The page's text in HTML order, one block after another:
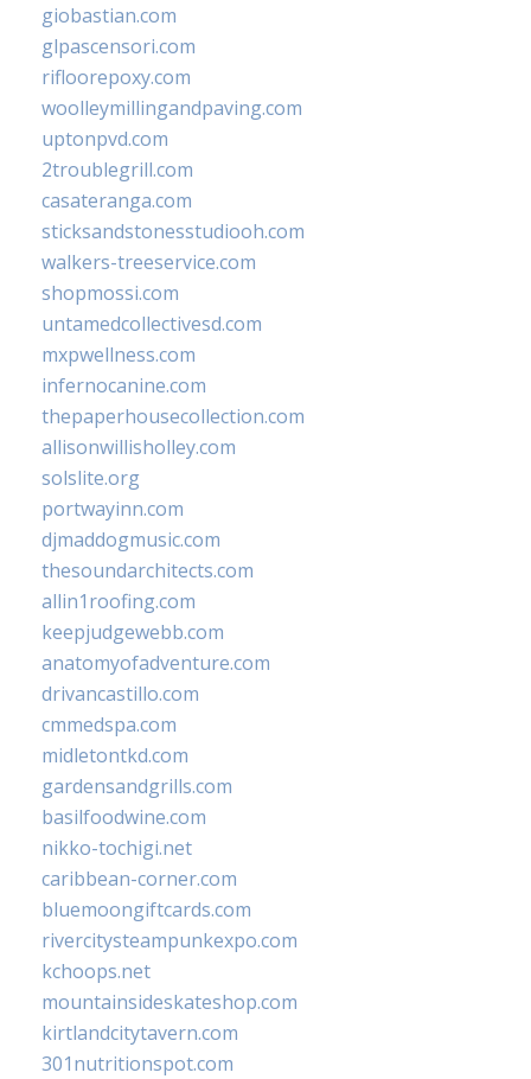
giobastian.com
glpascensori.com
rifloorepoxy.com
woolleymillingandpaving.com
uptonpvd.com
2troublegrill.com
casateranga.com
sticksandstonesstudiooh.com
walkers-treeservice.com
shopmossi.com
untamedcollectivesd.com
mxpwellness.com
infernocanine.com
thepaperhousecollection.com
allisonwillisholley.com
solslite.org
portwayinn.com
djmaddogmusic.com
thesoundarchitects.com
allin1roofing.com
keepjudgewebb.com
anatomyofadventure.com
drivancastillo.com
cmmedspa.com
midletontkd.com
gardensandgrills.com
basilfoodwine.com
nikko-tochigi.net
caribbean-corner.com
bluemoongiftcards.com
rivercitysteampunkexpo.com
kchoops.net
mountainsideskateshop.com
kirtlandcitytavern.com
301nutritionspot.com